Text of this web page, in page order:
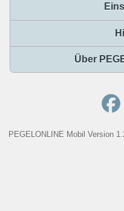
Über
PEGELONLINE Mobil Version